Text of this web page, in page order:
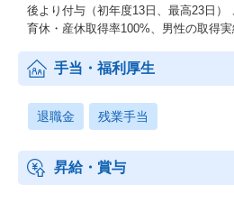
後より付与（初年度13日、最高23日
育休・産休取得率100%、男性の取得
手当・福利厚生
退職金 残業手当
昇給・賞与